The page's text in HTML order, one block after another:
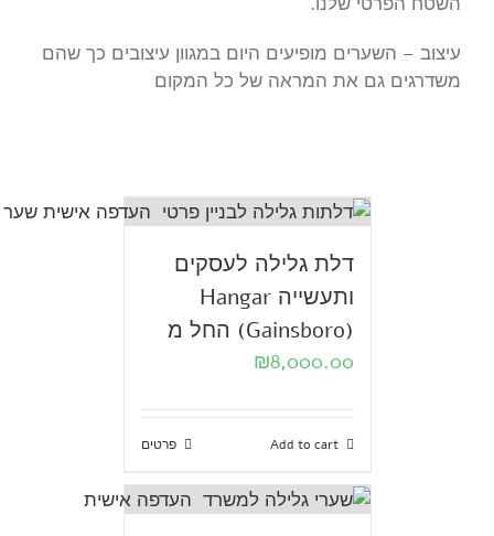
עיצוב – השערים מופיעים היום במגוון עיצובים כך שהם
משדרגים גם את המראה של כל המקום
דלת גלילה לעסקים
ותעשייה Hangar
(Gainsboro) החל מ
₪8,000.00
Add to cart פרטים